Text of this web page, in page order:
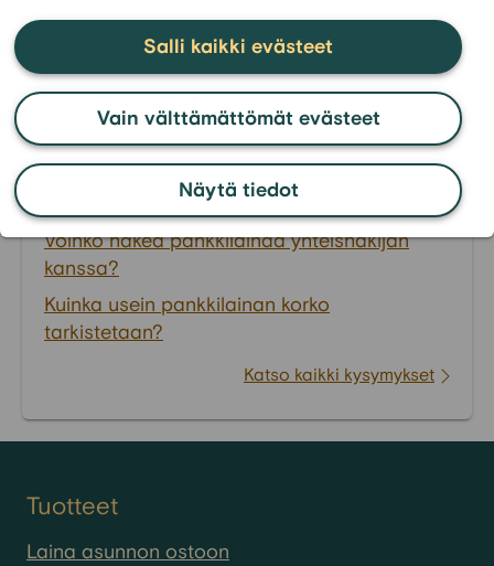
Näytä tiedot
Vain välttämättömät evästeet
Salli kaikki evästeet
kategoriasta:FAQ -
Pankkilaina
Voinko hakea lainaa, vaikka minulla olisi
ennestään lainaa?
Vaikuttaako pankkilaina luottotietoihini?
Mitä ovat pankkilainan piilokustannukset?
Voinko hakea pankkilainaa yhteishakijan
kanssa?
Kuinka usein pankkilainan korko
tarkistetaan?
Katso kaikki kysymykset
Tuotteet
Laina asunnon ostoon